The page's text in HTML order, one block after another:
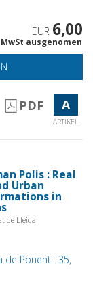
EUR 6,00
MwSt ausgenomen
PDF A
ARTIKEL
Polis : Real
Urban
in
de Lleida
de Ponent : 35,